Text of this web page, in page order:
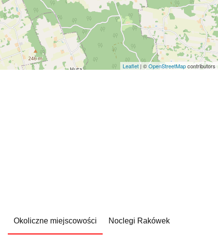
Leaflet | ©OpenStreetMapcontributors
Okoliczne miejscowości Noclegi Rakówek